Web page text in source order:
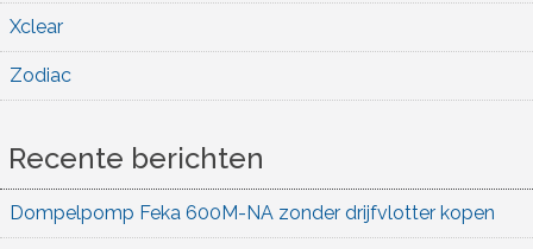
Xclear
Zodiac
Recente berichten
Dompelpomp Feka 600M-NA zonder drijfvlotter kopen